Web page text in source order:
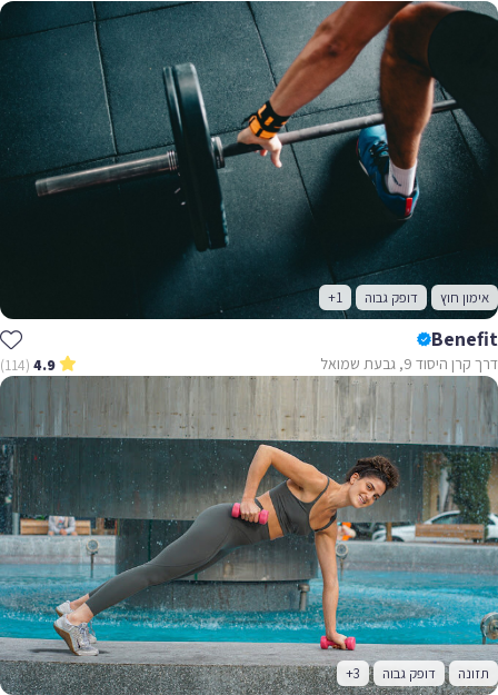
אימון חוץ דופק גבוה +1
Benefit
דרך קרן היסוד 9, גבעת שמואל 4.9
(114)
תזונה דופק גבוה +3